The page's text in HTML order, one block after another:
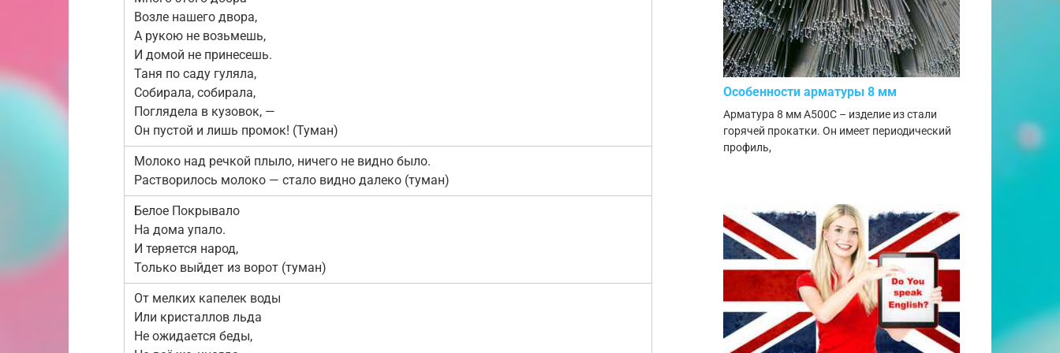
Возле нашего двора,
А рукою не возьмешь,
И домой не принесешь.
Таня по саду гуляла,
Собирала, собирала,
Поглядела в кузовок, —
Он пустой и лишь промок! (Туман)
Молоко над речкой плыло, ничего не видно было.
Растворилось молоко — стало видно далеко (туман)
Белое Покрывало
На дома упало.
И теряется народ,
Только выйдет из ворот (туман)
От мелких капелек воды
Или кристаллов льда
Не ожидается беды,
Особенности арматуры 8 мм
Арматура 8 мм А500С – изделие из стали
горячей прокатки. Он имеет периодический
профиль,